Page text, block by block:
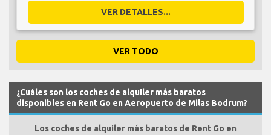
VER DETALLES...
VER TODO
¿Cuáles son los coches de alquiler más baratos
disponibles en Rent Go en Aeropuerto de Milas Bodrum?
Los coches de alquiler más baratos de Rent Go en